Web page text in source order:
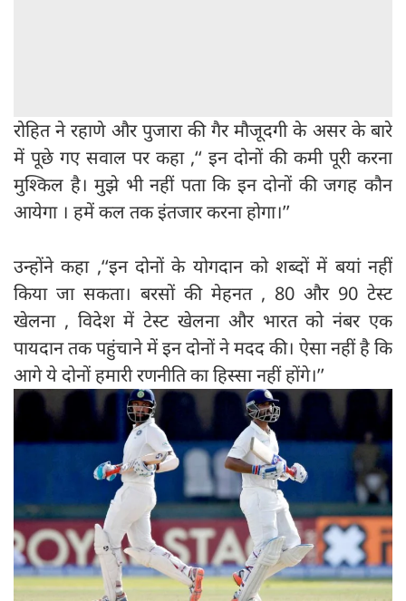
रोहित ने रहाणे और पुजारा की गैर मौजूदगी के असर के बारे
में पूछे गए सवाल पर कहा ,‘‘ इन दोनों की कमी पूरी करना
मुश्किल है। मुझे भी नहीं पता कि इन दोनों की जगह कौन
आयेगा । हमें कल तक इंतजार करना होगा।’’
उन्होंने कहा ,‘‘इन दोनों के योगदान को शब्दों में बयां नहीं
किया जा सकता। बरसों की मेहनत , 80 और 90 टेस्ट
खेलना , विदेश में टेस्ट खेलना और भारत को नंबर एक
पायदान तक पहुंचाने में इन दोनों ने मदद की। ऐसा नहीं है कि
आगे ये दोनों हमारी रणनीति का हिस्सा नहीं होंगे।’’